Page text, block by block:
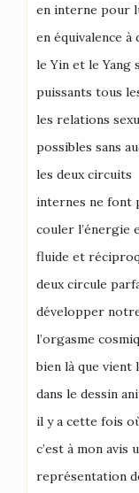
en interne pour
en équivalence à
le Yin et le Yang
puissants tous
les relations
possibles sans
les deux circuits
internes ne font
couler l’énergie
fluide et
deux circule
développer
l’orgasme
bien là que vient
dans le dessin
il y a cette fois
c’est à mon avis
représentation